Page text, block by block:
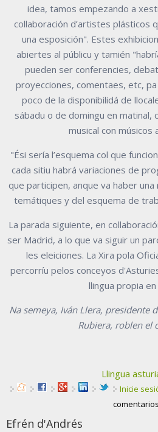
idea, tamos empezando a
collaboración d’artistes plásticos
una esposición". Estes
abiertes al públicu y tamién
pueden ser conferencies,
proyecciones, comentaes, etc,
poco de la disponibilidá de
sábadu o de domingu en matinal,
musical con músicos
"Ési sería l’esquema col que
cada sitiu habrá variaciones de
que participen, anque va haber
temátiques y del esquema de
La parada siguiente, en
ser Madrid, a lo que va siguir un
les eleiciones. La Xira pola
percorríu pelos conceyos
llingua propia en
Na semeya, Iván Llera, presidente
Rubiera, roblen el
Llingua
Inicie
comentarios
Efrén d'Andrés